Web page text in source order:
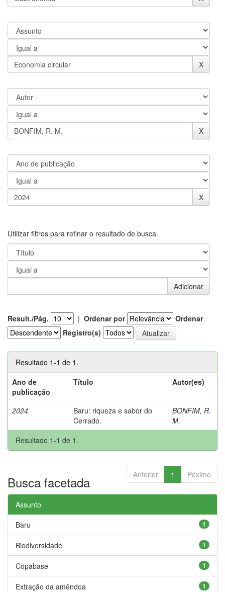
Utilizar filtros para refinar o resultado de busca.
Result./Pág. | Ordenar por
Ordenar
Registro(s)
Resultado 1-1 de 1.
Ano de
publicação
Título Autor(es)
2024
Baru: riqueza e sabor do
Cerrado.
BONFIM, R.
M.
Resultado 1-1 de 1.
Anterior 1 Póximo
Busca facetada
Assunto
1
Baru
1
Biodiversidade
1
Copabase
1
Extração da amêndoa